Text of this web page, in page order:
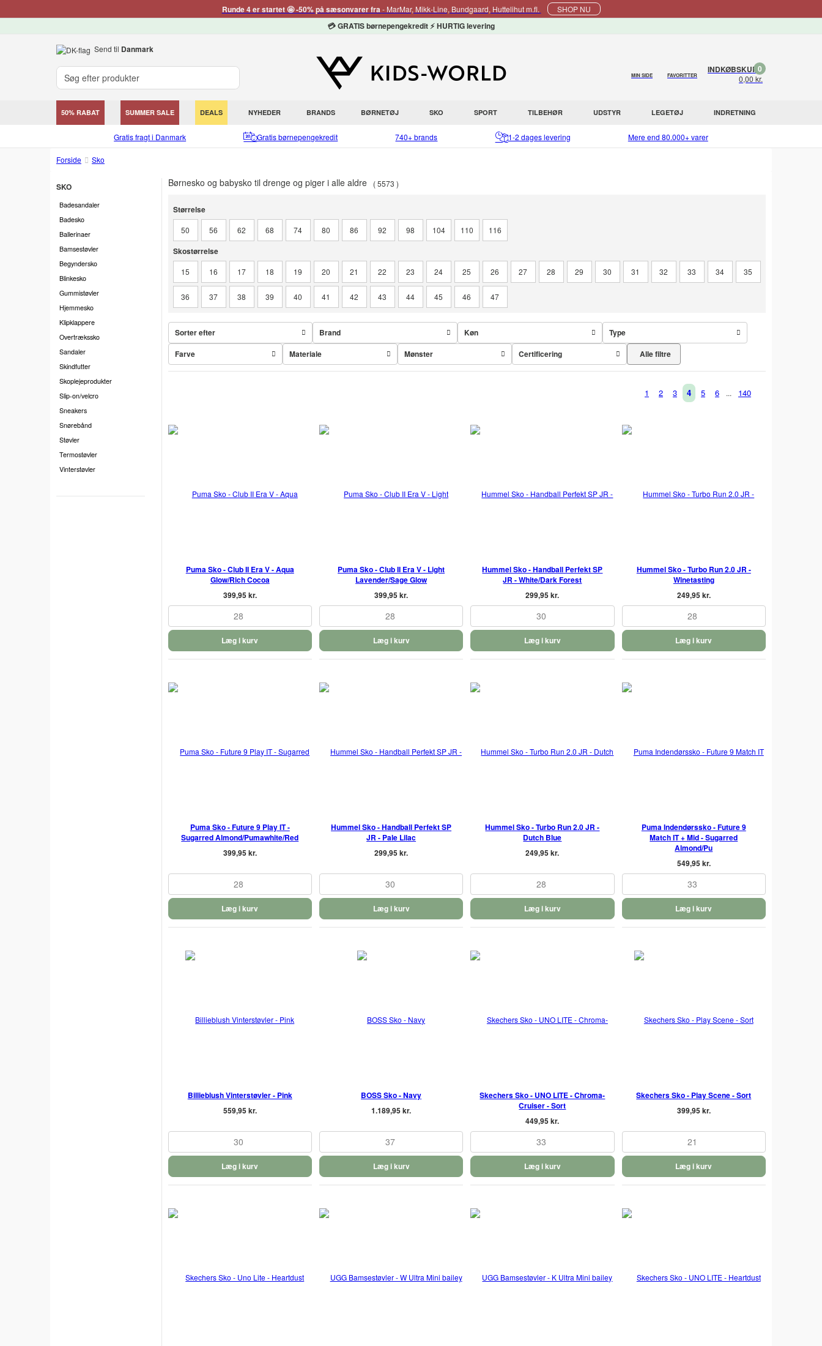
Runde 4 er startet 🤩 -50% på sæsonvarer fra- MarMar, Mikk-Line, Bundgaard, Huttelihut m.fl. SHOP NU
💳 GRATIS børnepengekredit ⚡ HURTIG levering
Send til Danmark
MIN SIDE FAVORITTER
INDKØBSKURV
0,00 kr.
0
50% RABAT SUMMER SALE DEALS NYHEDER BRANDS BØRNETØJ SKO SPORT TILBEHØR UDSTYR LEGETØJ INDRETNING
Gratis fragt i Danmark Gratis børnepengekredit 740+ brands 1-2 dages levering Mere end 80.000+ varer
Forside Sko
SKO
Badesandaler
Badesko
Ballerinaer
Bamsestøvler
Begyndersko
Blinkesko
Gummistøvler
Hjemmesko
Klipklappere
Overtrækssko
Sandaler
Skindfutter
Skoplejeprodukter
Slip-on/velcro
Sneakers
Snørebånd
Støvler
Termostøvler
Vinterstøvler
Børnesko og babysko til drenge og piger i alle aldre
5573
Størrelse
50 56 62 68 74 80 86 92 98 104 110
116
Skostørrelse
15 16 17 18 19 20 21 22 23 24 25 26 27 28 29 30 31 32 33 34 35
36 37 38 39 40 41 42 43 44 45 46 47
Sorter efter Brand Køn
Type
Farve
Materiale Mønster Certificering Alle filtre
1 2 3 4 5 6 ... 140
Puma Sko - Club II Era V - Aqua
Glow/Rich Cocoa
399,95 kr.
28
Læg i kurv
Puma Sko - Club II Era V - Light
Lavender/Sage Glow
399,95 kr.
28
Læg i kurv
Hummel Sko - Handball Perfekt SP
JR - White/Dark Forest
299,95 kr.
30
Læg i kurv
Hummel Sko - Turbo Run 2.0 JR -
Winetasting
249,95 kr.
28
Læg i kurv
Puma Sko - Future 9 Play IT -
Sugarred Almond/Pumawhite/Red
399,95 kr.
28
Læg i kurv
Hummel Sko - Handball Perfekt SP
JR - Pale Lilac
299,95 kr.
30
Læg i kurv
Hummel Sko - Turbo Run 2.0 JR -
Dutch Blue
249,95 kr.
28
Læg i kurv
Puma Indendørssko - Future 9
Match IT + Mid - Sugarred
Almond/Pu
549,95 kr.
33
Læg i kurv
Billieblush Vinterstøvler - Pink
559,95 kr.
30
Læg i kurv
BOSS Sko - Navy
1.189,95 kr.
37
Læg i kurv
Skechers Sko - UNO LITE - Chroma-
Cruiser - Sort
449,95 kr.
33
Læg i kurv
Skechers Sko - Play Scene - Sort
399,95 kr.
21
Læg i kurv